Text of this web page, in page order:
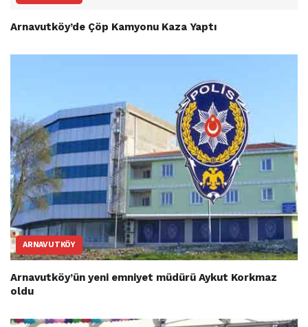
Arnavutköy’de Çöp Kamyonu Kaza Yaptı
ARNAVUTKÖY
Arnavutköy’ün yeni emniyet müdürü Aykut Korkmaz
oldu